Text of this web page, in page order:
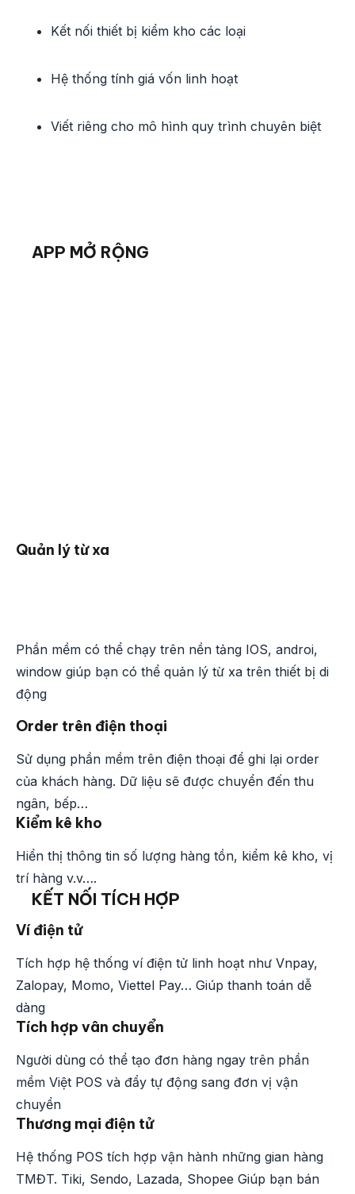
Kết nối thiết bị kiểm kho các loại
Hệ thống tính giá vốn linh hoạt
Viết riêng cho mô hình quy trình chuyên biệt
APP MỞ RỘNG
Quản lý từ xa
Phần mềm có thể chạy trên nền tảng IOS, androi,
window giúp bạn có thể quản lý từ xa trên thiết bị di
động
Order trên điện thoại
Sử dụng phần mềm trên điện thoại để ghi lại order
của khách hàng. Dữ liệu sẽ được chuyển đến thu
ngân, bếp…
Kiểm kê kho
Hiển thị thông tin số lượng hàng tồn, kiểm kê kho, vị
trí hàng v.v….
KẾT NỐI TÍCH HỢP
Ví điện tử
Tích hợp hệ thống ví điện tử linh hoạt như Vnpay,
Zalopay, Momo, Viettel Pay… Giúp thanh toán dễ
dàng
Tích hợp vân chuyển
Người dùng có thể tạo đơn hàng ngay trên phần
mềm Việt POS và đẩy tự động sang đơn vị vận
chuyển
Thương mại điện tử
Hệ thống POS tích hợp vận hành những gian hàng
TMĐT. Tiki, Sendo, Lazada, Shopee Giúp bạn bán